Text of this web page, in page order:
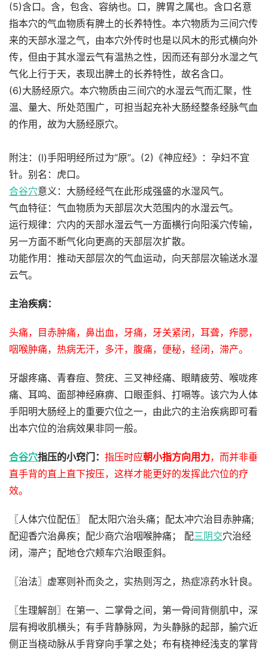
(5)含口。含，包含、容纳也。口，脾胃之属也。含口名意
指本穴的气血物质有脾土的长养特性。本穴物质为三间穴传
来的天部水湿之气，由本穴外传时也是以风木的形式横向外
传，但由于其水湿云气有温热之性，因而还有部分水湿之气
气化上行于天，表现出脾土的长养特性，故名含口。
(6)大肠经原穴。本穴物质由三间穴的水湿云气而汇聚，性
温、量大、所处范围广，可担当起充补大肠经整条经脉气血
的作用，故为大肠经原穴。
附注：(l)手阳明经所过为“原”。(2)《神应经》：孕妇不宜
针。别名：虎口。
合谷穴意义：大肠经经气在此形成强盛的水湿风气。
气血特征：气血物质为天部层次大范围内的水湿云气。
运行规律：穴内的天部水湿云气一方面横行向阳溪穴传输，
另一方面不断气化向更高的天部层次扩散。
功能作用：推动天部层次的气血运动，向天部层次输送水湿
云气。
主治疾病：
头痛，目赤肿痛，鼻出血，牙痛，牙关紧闭，耳聋，痄腮，
咽喉肿痛，热病无汗，多汗，腹痛，便秘，经闭，滞产。
牙龈疼痛、青春痘、赘疣、三叉神经痛、眼睛疲劳、喉咙疼
痛、耳鸣、面部神经麻痹、口眼歪斜、打嗝等。该穴为人体
手阳明大肠经上的重要穴位之一，由此穴的主治疾病即可看
出本穴位的治病效果非同一般。
合谷穴指压的小窍门： 指压时应朝小指方向用力，而并非垂
直手背的直上直下按压，这样才能更好的发挥此穴位的疗
效。
〖人体穴位配伍〗 配太阳穴治头痛；配太冲穴治目赤肿痛;
配迎香穴治鼻疾；配少商穴治咽喉肿痛； 配三阴交穴治经
闭，滞产；配地仓穴颊车穴治眼歪斜。
〖治法〗虚寒则补而灸之，实热则泻之，热症凉药水针良。
〖生理解剖〗在第一、二掌骨之间，第一骨间背侧肌中，深
层有拇收肌横头；有手背静脉网，为头静脉的起部，腧穴近
侧正当桡动脉从手背穿向手掌之处；布有桡神经浅支的掌背